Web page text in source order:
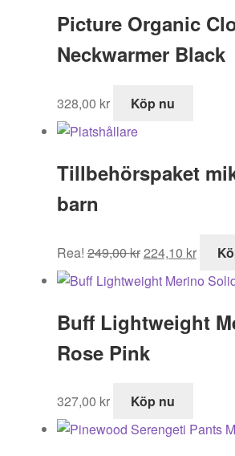
Picture Organic
Neckwarmer Black
328,00 kr Köp nu
Tillbehörspaket
barn
Rea! 249,00kr
ursprungliga
priset
249,00 kr.
224,10 kr
priset
Buff Lightweight
Rose Pink
327,00 kr Köp nu